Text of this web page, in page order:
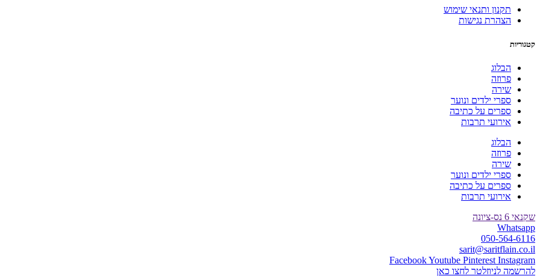
תקנון ותנאי שימוש
הצהרת נגישות
קטגוריות
הבלוג
פרוזה
שירה
ספרי ילדים ונוער
ספרים על כתיבה
אירועי תרבות
הבלוג
פרוזה
שירה
ספרי ילדים ונוער
ספרים על כתיבה
אירועי תרבות
שקנאי 6 נס-ציונה
Whatsapp
050-564-6116
sarit@saritflain.co.il
FacebookYoutube Pinterest Instagram
להרשמה לניוזלטר לחצו כאן